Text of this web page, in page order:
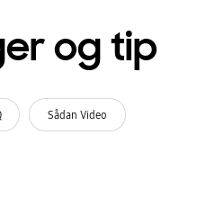
og tip
Sådan Video